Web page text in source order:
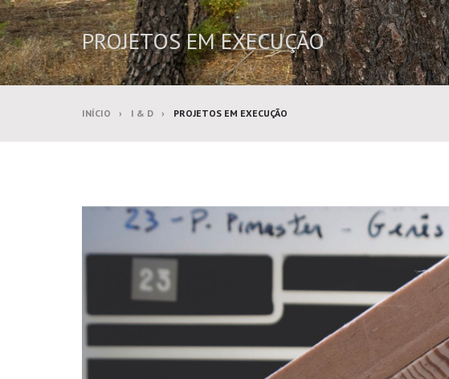
PROJETOS EM EXECUÇÃO
INÍCIO I & D PROJETOS EM EXECUÇÃO